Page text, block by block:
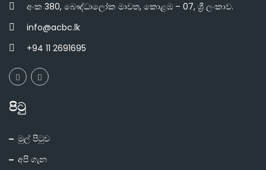
අංක 380, බෞද්ධාලෝක මාවත, කොළඹ – 07, ශ්‍රී ලංකාව.
info@acbc.lk
+94 11 2691695
පිටු
මුල් පිටුව
අපි ගැන